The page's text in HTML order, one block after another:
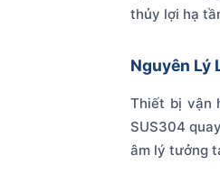
thủy lợi hạ
Nguyên Lý
Thiết bị vận
SUS304
âm lý tưởng